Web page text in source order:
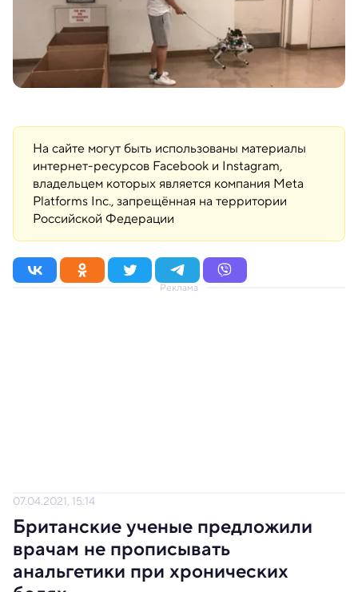
На сайте могут быть использованы материалы
интернет-ресурсов Facebook и Instagram,
владельцем которых является компания Meta
Platforms Inc., запрещённая на территории
Российской Федерации
Реклама
07.04.2021, 15:14
Британские ученые предложили
врачам не прописывать
анальгетики при хронических